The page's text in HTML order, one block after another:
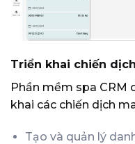
Triển khai chiến
Phần mềm spa CRM
khai các chiến dịch
Tạo và quản lý